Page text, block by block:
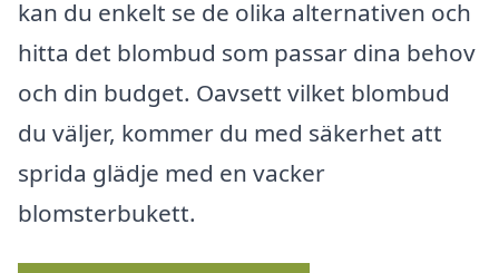
kan du enkelt se de olika alternativen och
hitta det blombud som passar dina behov
och din budget. Oavsett vilket blombud
du väljer, kommer du med säkerhet att
sprida glädje med en vacker
blomsterbukett.